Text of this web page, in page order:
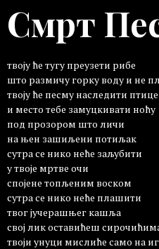
Смрт
твоју ће тугу преузети рибе
што размичу горку воду и не
твоју ће песму наследити птице
и место тебе замуцкивати ноћу
под прозором што личи
на њен зашиљени потиљак
сутра се нико неће заљубити
у твоје мртве очи
спојене топљеним воском
сутра се нико неће плашити
твог јучерашњег кашља
свој лик оставићеш
твоји унуци мислиће само на